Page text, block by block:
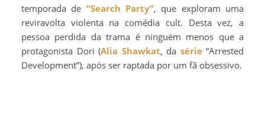
temporada de “Search Party”, que exploram uma
reviravolta violenta na comédia cult. Desta vez, a
pessoa perdida da trama é ninguém menos que a
protagonista Dori (Alia Shawkat, da série“Arrested
Development”), após ser raptada por um fã obsessivo.